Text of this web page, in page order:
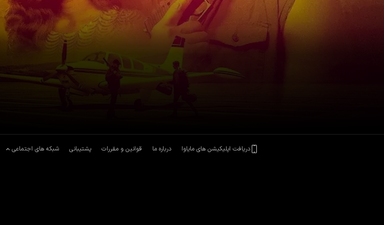
دریافت اپلیکیشن های مایاوا درباره ما قوانین و مقررات پشتیبانی شبکه های اجتماعی